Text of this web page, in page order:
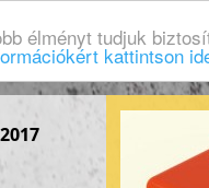
élményt tudjuk
kattintson